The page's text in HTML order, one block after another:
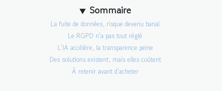
Sommaire
La fuite de données, risque devenu banal
Le RGPD n’a pas tout réglé
L’IA accélère, la transparence peine
Des solutions existent, mais elles coûtent
À retenir avant d’acheter